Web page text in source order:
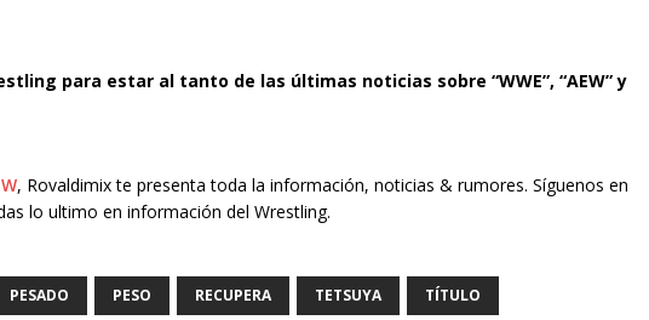
para estar al tanto de las últimas noticias sobre “WWE”, “AEW” y
, Rovaldimix te presenta toda la información, noticias & rumores. Síguenos en
lo ultimo en información del Wrestling.
PESADO PESO RECUPERA TETSUYA TÍTULO